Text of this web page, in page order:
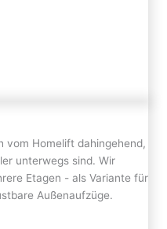
vom Homelift dahingehend,
unterwegs sind. Wir
Etagen - als Variante für
Außenaufzüge.